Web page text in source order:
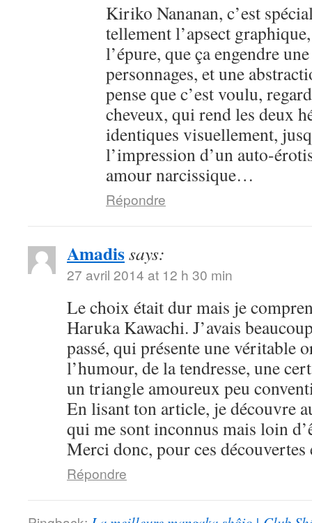
Kiriko Nananan, c’est
tellement l’apsect
l’épure, que ça engendre
personnages, et une
pense que c’est voulu,
cheveux, qui rend les deux
identiques visuellement,
l’impression d’un auto-
amour narcissique…
Répondre
Amadissays:
27 avril 2014 at 12 h 30 min
Le choix était dur mais je
Haruka Kawachi. J’avais
passé, qui présente une véritable
l’humour, de la tendresse, une
un triangle amoureux peu
En lisant ton article, je découvre
qui me sont inconnus mais loin
Merci donc, pour ces
Répondre